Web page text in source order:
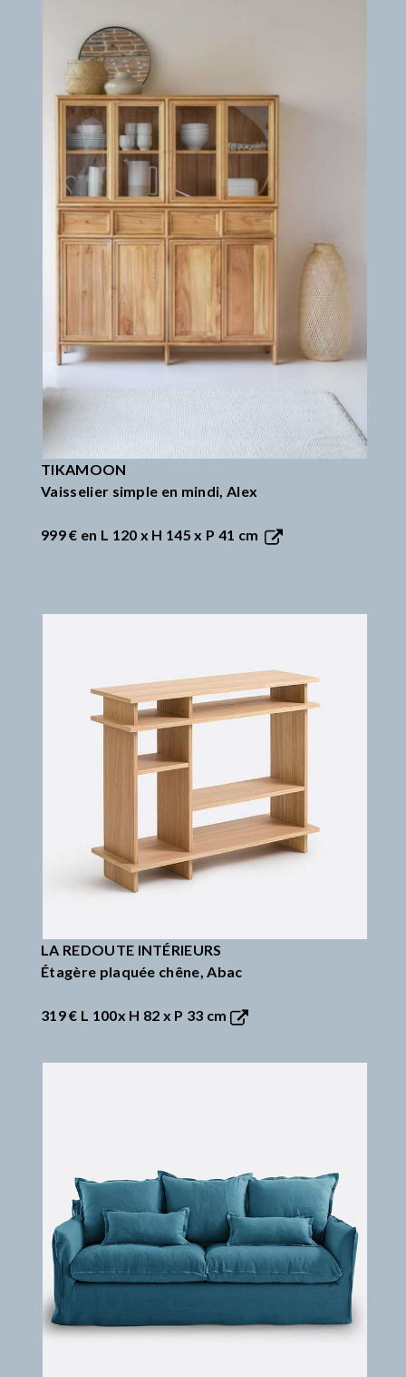
TIKAMOON
Vaisselier simple en mindi, Alex
999 € en L 120 x H 145 x P 41 cm
LA REDOUTE INTÉRIEURS
Étagère plaquée chêne, Abac
319 € L 100x H 82 x P 33 cm